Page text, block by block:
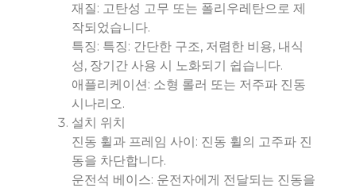
재질: 고탄성 고무 또는 폴리우레탄으로 제
작되었습니다.
특징: 특징: 간단한 구조, 저렴한 비용, 내식
성, 장기간 사용 시 노화되기 쉽습니다.
애플리케이션: 소형 롤러 또는 저주파 진동
시나리오.
설치 위치
진동 휠과 프레임 사이: 진동 휠의 고주파 진
동을 차단합니다.
운전석 베이스: 운전자에게 전달되는 진동을